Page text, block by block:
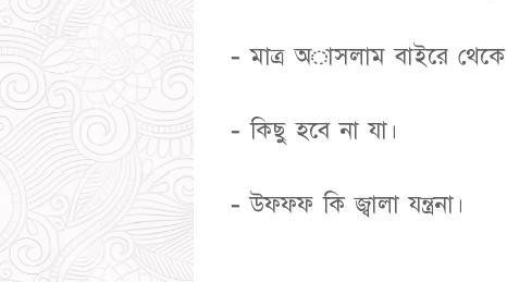
- মাত্র অাসলাম বাইরে থেকে
- কিছু হবে না যা।
- উফফফ কি জ্বালা যন্ত্রনা।